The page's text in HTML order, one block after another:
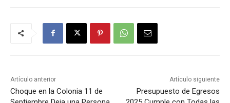
Artículo anterior
Choque en la Colonia 11 de
Artículo siguiente
Presupuesto de Egresos